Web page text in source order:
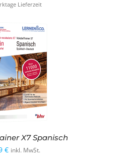
19,99 €9,99 €.
Lieferzeit
X7 Spanisch
€ inkl. MwSt.